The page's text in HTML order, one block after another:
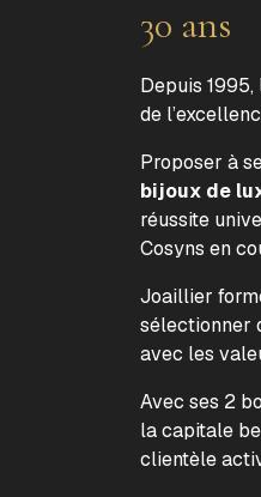
30 ans
Depuis
de
Proposer à
bijoux de
réussite
Cosyns en
Joaillier
sélectionner
avec les
Avec ses 2
la capitale
clientèle